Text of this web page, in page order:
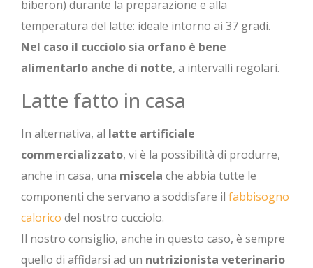
biberon) durante la preparazione e alla
temperatura del latte: ideale intorno ai 37 gradi.
Nel caso il cucciolo sia orfano è bene
alimentarlo anche di notte, a intervalli regolari.
Latte fatto in casa
In alternativa, al latte artificiale
commercializzato, vi è la possibilità di produrre,
anche in casa, una miscela che abbia tutte le
componenti che servano a soddisfare il fabbisogno
calorico del nostro cucciolo.
Il nostro consiglio, anche in questo caso, è sempre
quello di affidarsi ad un nutrizionista veterinario